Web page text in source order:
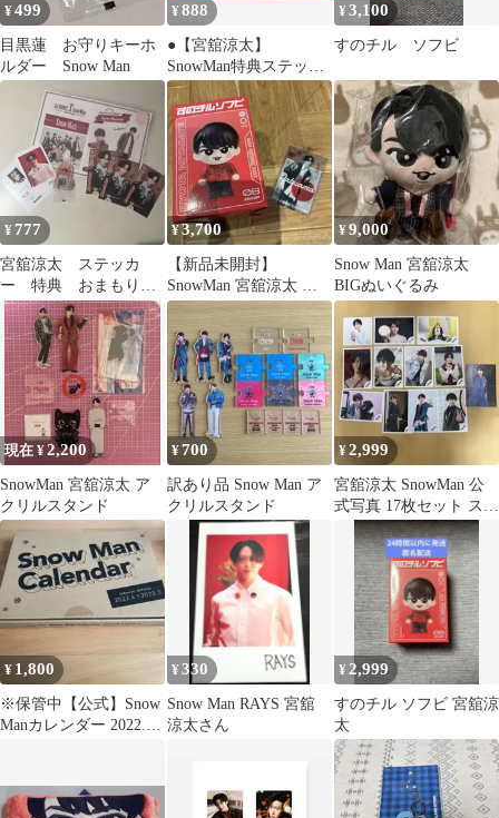
¥499
目黒蓮 お守りキーホ
ルダー Snow Man
¥888
●【宮舘涼太】
SnowMan特典ステッカ
ーセット
¥3,100
すのチル ソフビ
¥ 777
宮舘涼太 ステッカ
ー 特典 おまもり
まとめ売り
¥3,700
【新品未開封】
SnowMan 宮舘涼太 ス
ノチルソフビ クリアス
テッカー セット
¥9,000
Snow Man 宮舘涼太
BIGぬいぐるみ
現在 ¥2,200
SnowMan 宮舘涼太 ア
クリルスタンド
¥700
訳あり品 Snow Man ア
クリルスタンド
¥2,999
宮舘涼太 SnowMan 公
式写真 17枚セット ステ
ージフォト
¥ 1,800
※保管中【公式】Snow
Manカレンダー 2022.4-
¥330
Snow Man RAYS 宮舘
涼太さん
¥ 2,999
すのチル ソフビ 宮舘涼
太